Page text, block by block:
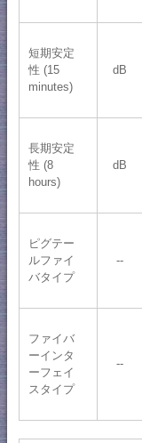
短期安定
性 (15
minutes)
dB
長期安定
性 (8
hours)
dB
ピグテー
ルファイ
バタイプ
--
ファイバ
ーインタ
ーフェイ
スタイプ
--